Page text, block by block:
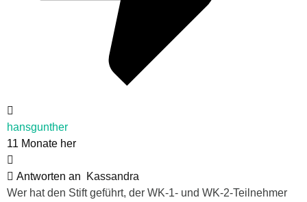
hansgunther
11 Monate her
Antworten an
Kassandra
Wer hat den Stift geführt, der WK-1- und WK-2-Teilnehmer